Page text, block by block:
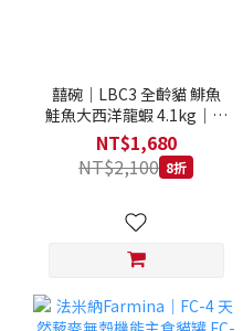
囍碗｜LBC3 全齡貓 鯡魚
鮭魚大西洋龍蝦 4.1kg｜加
拿大 Loveabowl 天然無穀
糧 4.1公斤 成貓 無穀貓飼
料
NT$1,680
NT$2,100 8折